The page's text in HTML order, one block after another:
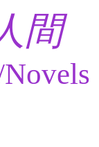
間